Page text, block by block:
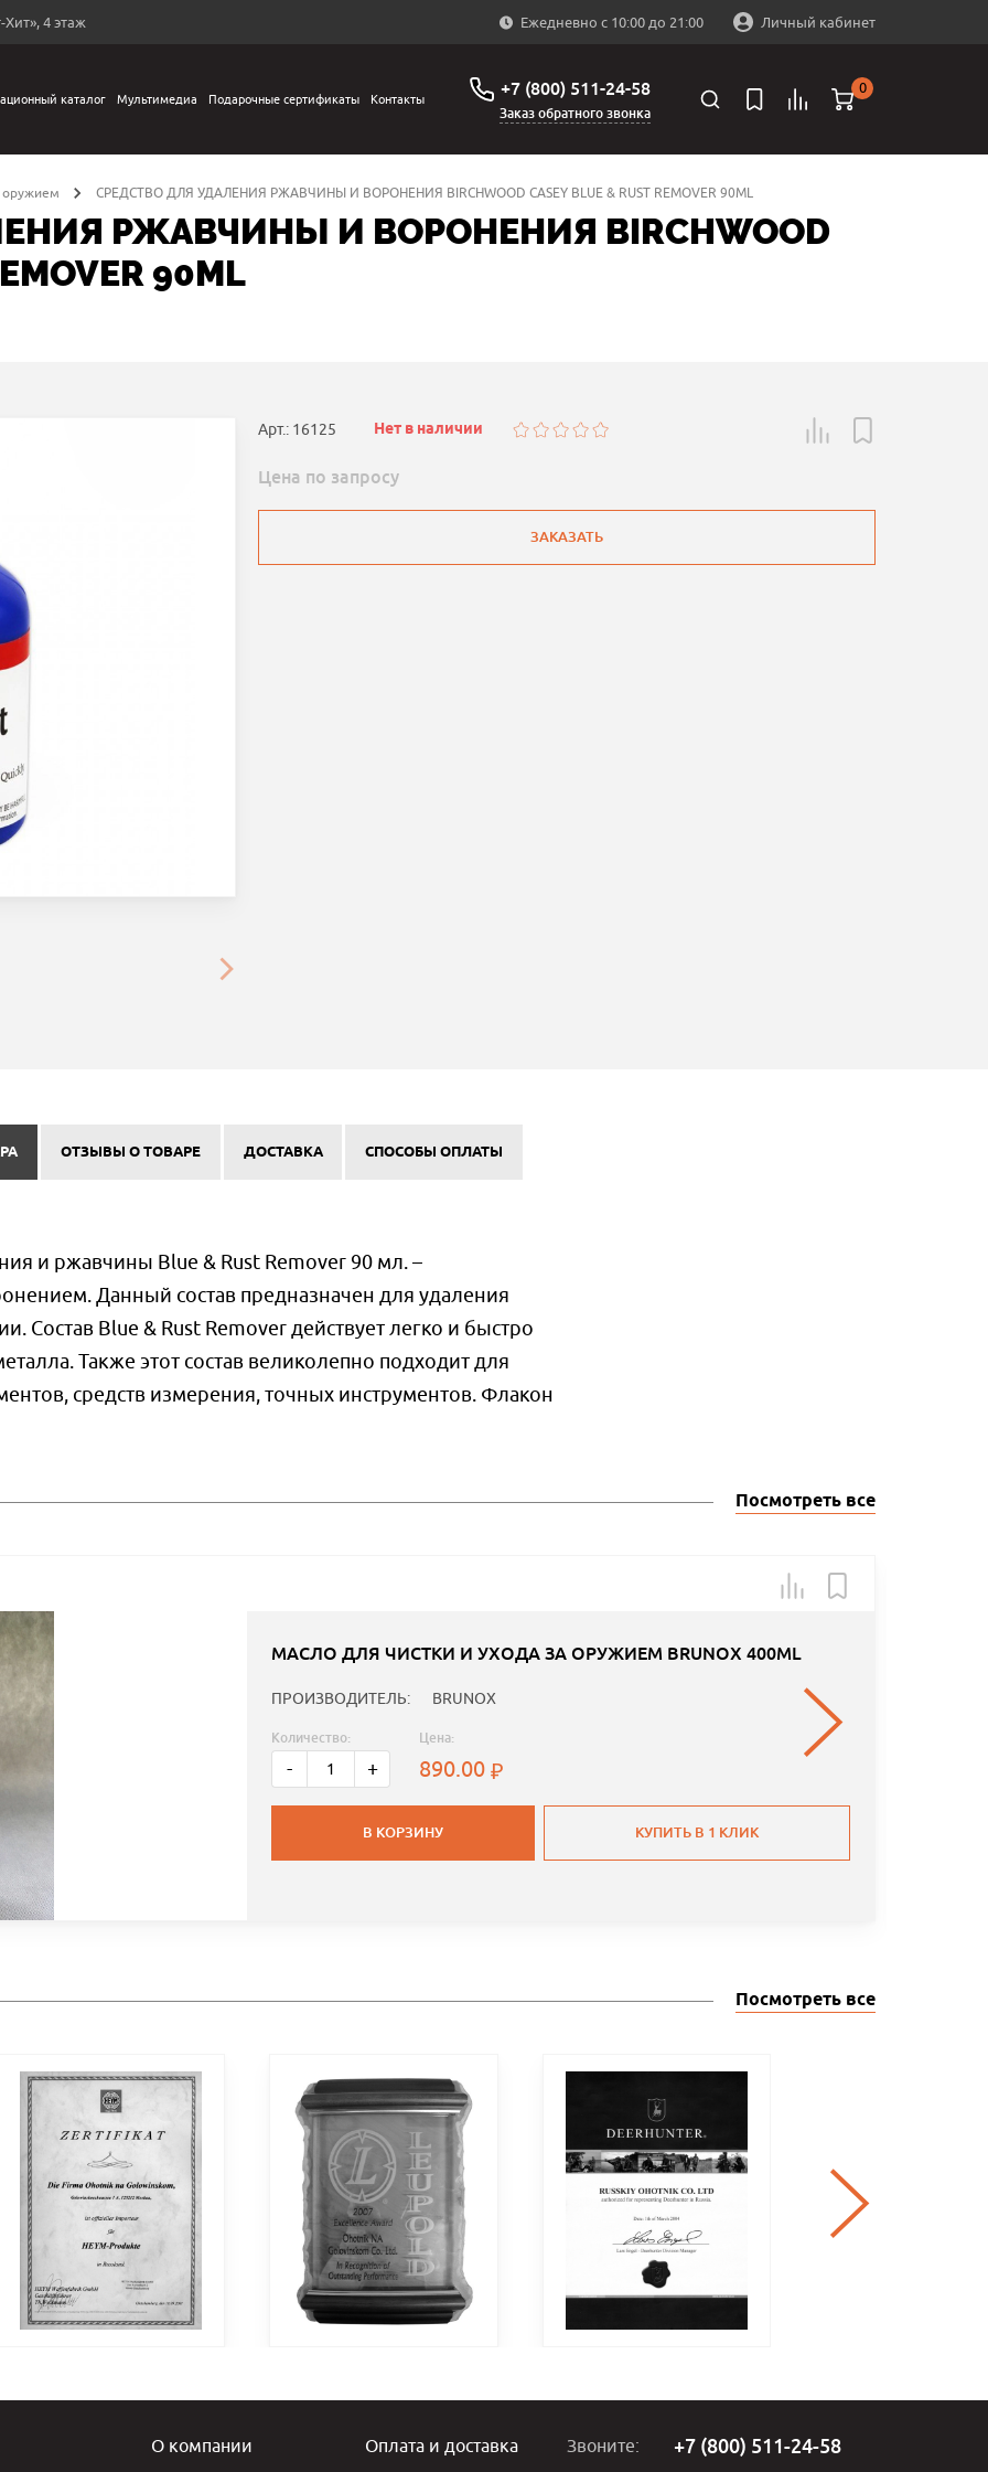
4 этаж Ежедневно с 10:00 до 21:00 Личный кабинет
каталог Мультимедиа Подарочные сертификаты Контакты +7 (800) 511-24-58
Заказ обратного звонка
0
оружием СРЕДСТВО ДЛЯ УДАЛЕНИЯ РЖАВЧИНЫ И ВОРОНЕНИЯ BIRCHWOOD CASEY BLUE & RUST REMOVER 90ML
РЖАВЧИНЫ И ВОРОНЕНИЯ BIRCHWOOD
90ML
Арт.: 16125 Нет в наличии
Цена по запросу
ЗАКАЗАТЬ
ОТЗЫВЫ О ТОВАРЕ ДОСТАВКА СПОСОБЫ ОПЛАТЫ
и ржавчины Blue & Rust Remover 90 мл. –
Данный состав предназначен для удаления
Состав Blue & Rust Remover действует легко и быстро
Также этот состав великолепно подходит для
средств измерения, точных инструментов. Флакон
Посмотреть все
МАСЛО ДЛЯ ЧИСТКИ И УХОДА ЗА ОРУЖИЕМ BRUNOX 400ML
ПРОИЗВОДИТЕЛЬ: BRUNOX
Количество:
- +
Цена:
890.00
В КОРЗИНУ КУПИТЬ В 1 КЛИК
Посмотреть все
О компании Оплата и доставка Звоните: +7 (800) 511-24-58